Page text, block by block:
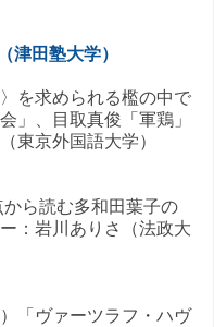
田塾大学）
を求められる檻の中で
、目取真俊「軍鶏」
東京外国語大学）
ら読む多和田葉子の
：岩川ありさ（法政大
「ヴァーツラフ・ハヴ